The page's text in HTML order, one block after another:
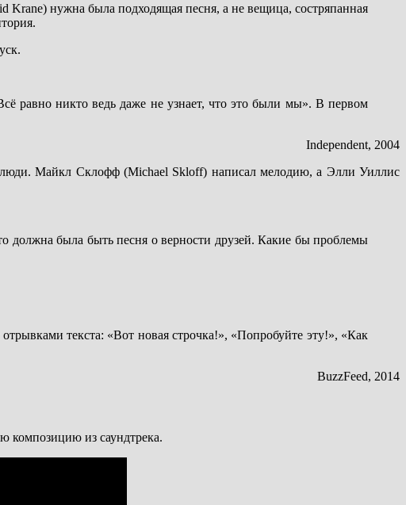
нужна была подходящая песня, а не вещица, состряпанная
равно никто ведь даже не узнает, что это были мы». В первом
Independent, 2004
люди. Майкл Склофф (Michael Skloff) написал мелодию, а Элли Уиллис
должна была быть песня о верности друзей. Какие бы проблемы
текста: «Вот новая строчка!», «Попробуйте эту!», «Как
BuzzFeed, 2014
композицию из саундтрека.